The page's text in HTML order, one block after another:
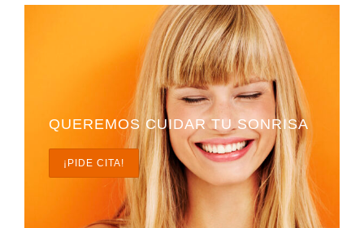
QUEREMOS CUIDAR TU SONRISA
¡PIDE CITA!